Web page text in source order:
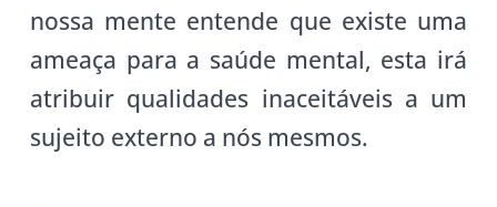
nossa mente entende que existe uma
ameaça para a saúde mental, esta irá
atribuir qualidades inaceitáveis a um
sujeito externo a nós mesmos.